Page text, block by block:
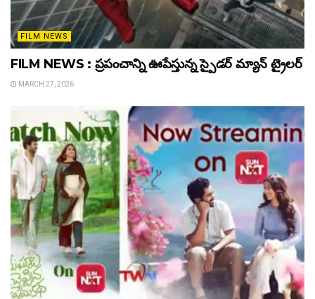
FILM NEWS
FILM NEWS : ప్రపంచాన్ని ఊపేస్తున్న స్పైడర్ మ్యాన్ ట్రైలర్
MARCH 27, 2026